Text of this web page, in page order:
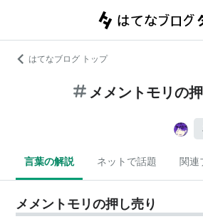
はてなブログ トップ
メメントモリの
言葉の解説 ネットで話題 関連
メメントモリの押し売り